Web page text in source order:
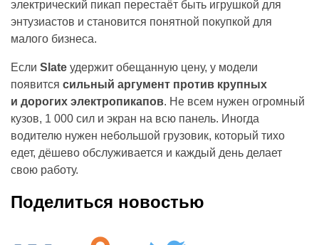
электрический пикап перестаёт быть игрушкой для
энтузиастов и становится понятной покупкой для
малого бизнеса.
Если Slate удержит обещанную цену, у модели
появится сильный аргумент против крупных
и дорогих электропикапов. Не всем нужен огромный
кузов, 1 000 сил и экран на всю панель. Иногда
водителю нужен небольшой грузовик, который тихо
едет, дёшево обслуживается и каждый день делает
свою работу.
Поделиться новостью